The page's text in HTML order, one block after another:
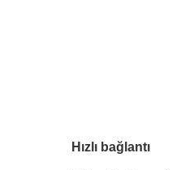
Hızlı bağlantı